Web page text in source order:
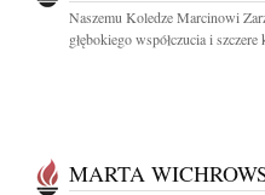
Naszemu Koledze Marcinowi
głębokiego współczucia i
MARTA